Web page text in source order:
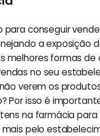
para conseguir
a exposição
melhores formas de
no seu
verem os
Por isso é
na farmácia
pelo